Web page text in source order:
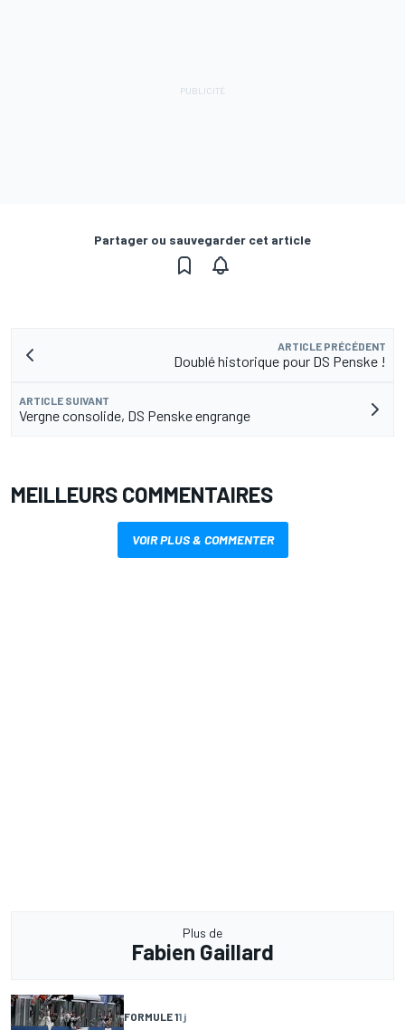
Partager ou sauvegarder cet article
ARTICLE PRÉCÉDENT
Doublé historique pour DS Penske !
ARTICLE SUIVANT
Vergne consolide, DS Penske engrange
MEILLEURS COMMENTAIRES
VOIR PLUS & COMMENTER
Plus de
Fabien Gaillard
FORMULE 11 j